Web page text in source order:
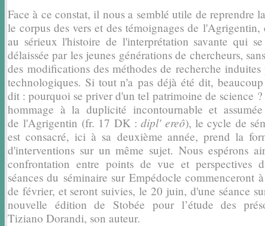
Face à ce constat, il nous a semblé utile de reprendre
le corpus des vers et des témoignages de l'Agrigentin,
au sérieux l'histoire de l'interprétation savante qui
délaissée par les jeunes générations de chercheurs,
desmodifications des méthodes de recherche induites
technologiques. Si tout n'apas déjà été dit,
dit : pourquoi se priver d'un tel patrimoine de science
hommage à la duplicité incontournable et
del'Agrigentin (fr. 17 DK :dipl' ereô), le cycle de
est consacré, ici à sa deuxième année, prend la
d'interventions sur un même sujet. Nous espérons
confrontation entre points de vue et perspectives
séances du séminaire sur Empédocle commenceront
de février, et seront suivies, le 20 juin, d'une séance
nouvelle édition de Stobée pour l’étude des
Tiziano Dorandi, son auteur.